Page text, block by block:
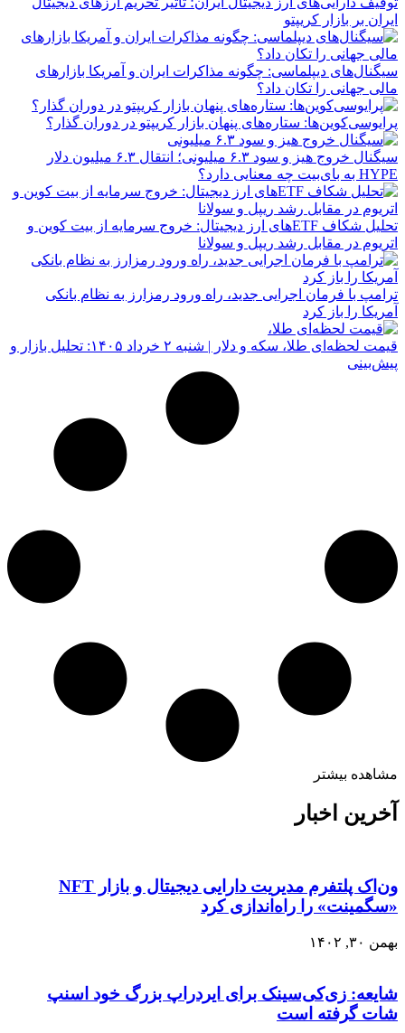
ایران بر بازار کریپتو
سیگنال‌های دیپلماسی: چگونه مذاکرات ایران و آمریکا بازارهای
مالی جهانی را تکان داد؟
پرایوسی‌کوین‌ها: ستاره‌های پنهان بازار کریپتو در دوران گذار؟
سیگنال خروج هیز و سود ۶.۳ میلیونی؛ انتقال ۶.۳ میلیون دلار
HYPE به بای‌بیت چه معنایی دارد؟
تحلیل شکاف ETFهای ارز دیجیتال: خروج سرمایه از بیت کوین و
اتریوم در مقابل رشد ریپل و سولانا
ترامپ با فرمان اجرایی جدید، راه ورود رمزارز به نظام بانکی
آمریکا را باز کرد
قیمت لحظه‌ای طلا، سکه و دلار | شنبه ۲ خرداد ۱۴۰۵: تحلیل بازار و
پیش‌بینی
مشاهده بیشتر
آخرین اخبار
ون‌اک پلتفرم مدیریت دارایی دیجیتال و بازار NFT
«سگمینت» را راه‌اندازی کرد
بهمن ۳۰, ۱۴۰۲
شایعه: زی‌کی‌سینک برای ایردراپ بزرگ خود اسنپ
شات گرفته است